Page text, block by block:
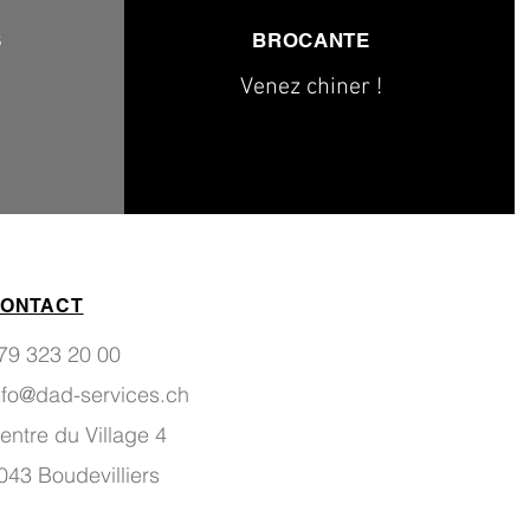
323 20 00
services.ch
du Village 4
Boudevilliers
BROCANTE
Venez chiner !